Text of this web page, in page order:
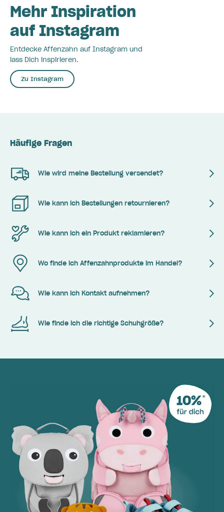
Mehr Inspiration
auf Instagram
Entdecke Affenzahn auf Instagram und
lass Dich inspirieren.
Zu Instagram
Häufige Fragen
Wie wird meine Bestellung versendet?
Wie kann ich Bestellungen retournieren?
Wie kann ich ein Produkt reklamieren?
Wo finde ich Affenzahnprodukte im Handel?
Wie kann ich Kontakt aufnehmen?
Wie finde ich die richtige Schuhgröße?